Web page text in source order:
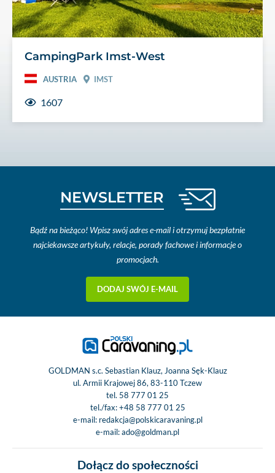
CampingPark Imst-West
AUSTRIA IMST
1607
NEWSLETTER
Bądź na bieżąco! Wpisz swój adres e-mail i otrzymuj bezpłatnie
najciekawsze artykuły, relacje, porady fachowe i informacje o
promocjach.
DODAJ SWÓJ E-MAIL
GOLDMAN s.c. Sebastian Klauz, Joanna Sęk-Klauz
ul. Armii Krajowej 86, 83-110 Tczew
tel. 58 777 01 25
tel./fax:+48 58 777 01 25
e-mail: redakcja@polskicaravaning.pl
e-mail:ado@goldman.pl
Dołącz do społeczności